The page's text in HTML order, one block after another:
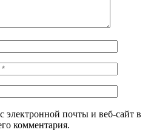
электронной почты и веб-сайт в
комментария.